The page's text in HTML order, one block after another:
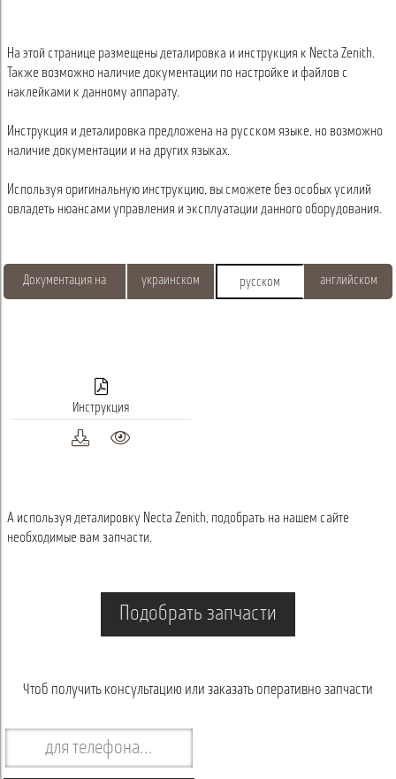
На этой странице размещены деталировка и инструкция к Necta Zenith.
Также возможно наличие документации по настройке и файлов с
наклейками к данному аппарату.
Инструкция и деталировка предложена на русском языке, но возможно
наличие документации и на других языках.
Используя оригинальную инструкцию, вы сможете без особых усилий
овладеть нюансами управления и эксплуатации данного оборудования.
Документация на украинском русском английском
Инструкция
А используя деталировку Necta Zenith, подобрать на нашем сайте
необходимые вам запчасти.
Подобрать запчасти
Чтоб получить консультацию или заказать оперативно запчасти